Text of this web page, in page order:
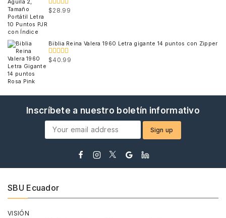
0
$28.99
Biblia Reina Valera 1960 Letra gigante 14 puntos con Zipper
0
$40.99
Inscríbete a nuestro boletín informativo
SBU Ecuador
VISIÓN